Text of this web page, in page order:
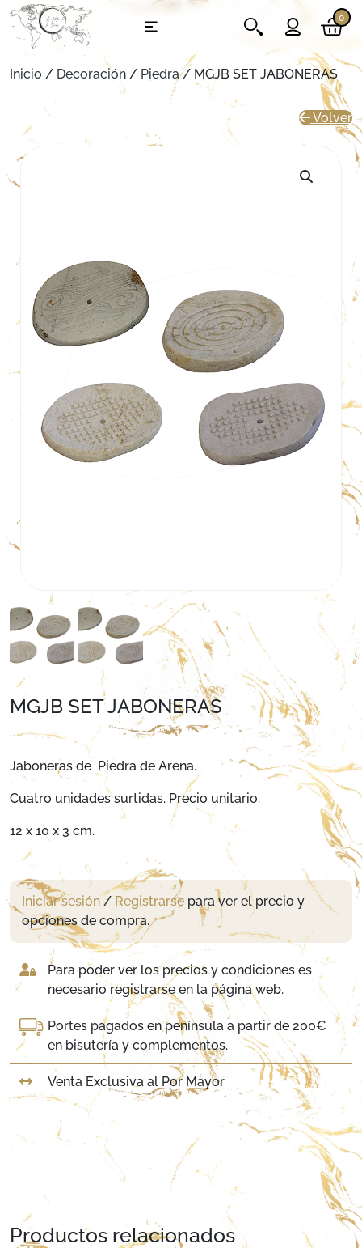
0
Inicio / Decoración / Piedra/ MGJB SET JABONERAS
Volver
MGJB SET JABONERAS
Jaboneras de Piedra de Arena.
Cuatro unidades surtidas. Precio unitario.
12 x 10 x 3 cm.
Iniciar sesión/ Registrarse para ver el precio y
opciones de compra.
Para poder ver los precios y condiciones es
necesario registrarse en la página web.
Portes pagados en península a partir de 200€
en bisutería y complementos.
Venta Exclusiva al Por Mayor
Productos relacionados